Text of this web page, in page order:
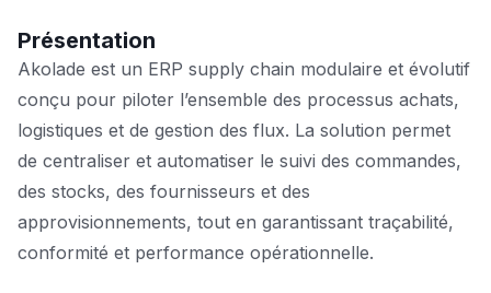
Présentation
Akolade est un ERP supply chain modulaire et évolutif
conçu pour piloter l’ensemble des processus achats,
logistiques et de gestion des flux. La solution permet
de centraliser et automatiser le suivi des commandes,
des stocks, des fournisseurs et des
approvisionnements, tout en garantissant traçabilité,
conformité et performance opérationnelle.